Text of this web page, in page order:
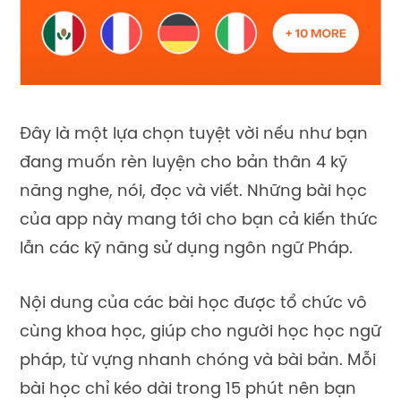
Đây là một lựa chọn tuyệt vời nếu như bạn
đang muốn rèn luyện cho bản thân 4 kỹ
năng nghe, nói, đọc và viết. Những bài học
của app này mang tới cho bạn cả kiến thức
lẫn các kỹ năng sử dụng ngôn ngữ Pháp.
Nội dung của các bài học được tổ chức vô
cùng khoa học, giúp cho người học học ngữ
pháp, từ vựng nhanh chóng và bài bản. Mỗi
bài học chỉ kéo dài trong 15 phút nên bạn